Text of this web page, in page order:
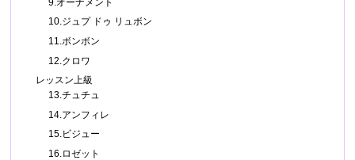
9.オーナメント
10.ジュプ ドゥ リュボン
11.ボンボン
12.クロワ
レッスン上級
13.チュチュ
14.アンフィレ
15.ビジュー
16.ロゼット